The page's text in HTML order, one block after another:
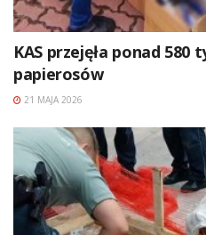
KAS przejęła ponad 580
papierosów
21 MAJA 2026